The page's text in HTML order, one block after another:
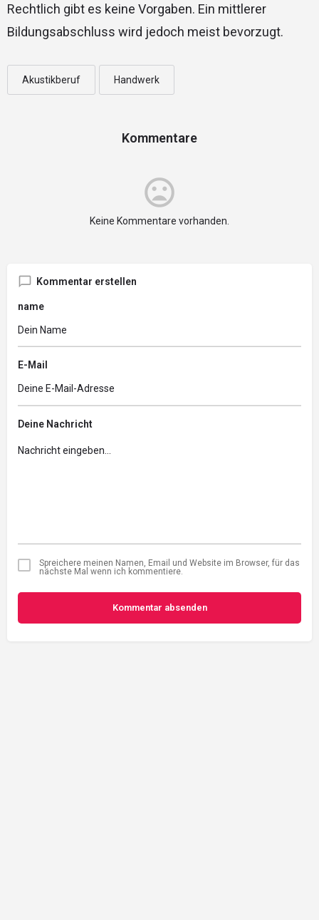
Rechtlich gibt es keine Vorgaben. Ein mittlerer
Bildungsabschluss wird jedoch meist bevorzugt.
Akustikberuf Handwerk
Kommentare
Keine Kommentare vorhanden.
Kommentar erstellen
name
E-Mail
Deine Nachricht
Spreichere meinen Namen, Email und Website im Browser, für das
nächste Mal wenn ich kommentiere.
Kommentar absenden